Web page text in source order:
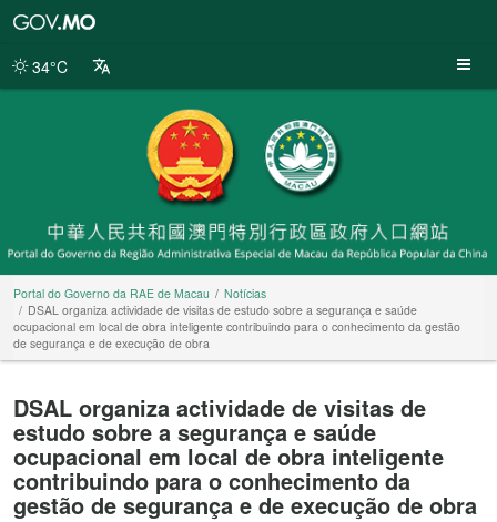
da
34°C
Portal do Governo da RAE de Macau
Notícias
DSAL organiza actividade de visitas de estudo sobre a segurança e saúde
ocupacional em local de obra inteligente contribuindo para o conhecimento da gestão
de segurança e de execução de obra
DSAL organiza actividade de visitas de
estudo sobre a segurança e saúde
ocupacional em local de obra inteligente
contribuindo para o conhecimento da
gestão de segurança e de execução de obra